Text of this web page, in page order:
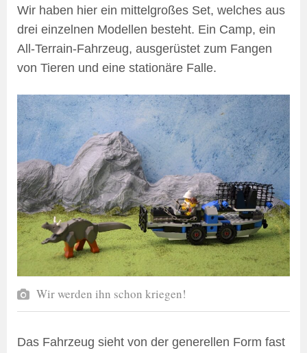
Wir haben hier ein mittelgroßes Set, welches aus
drei einzelnen Modellen besteht. Ein Camp, ein
All-Terrain-Fahrzeug, ausgerüstet zum Fangen
von Tieren und eine stationäre Falle.
Wir werden ihn schon kriegen!
Das Fahrzeug sieht von der generellen Form fast